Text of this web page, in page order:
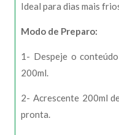
Ideal para dias mais
Modo de Preparo:
1- Despeje o
200ml.
2- Acrescente 200ml
pronta.